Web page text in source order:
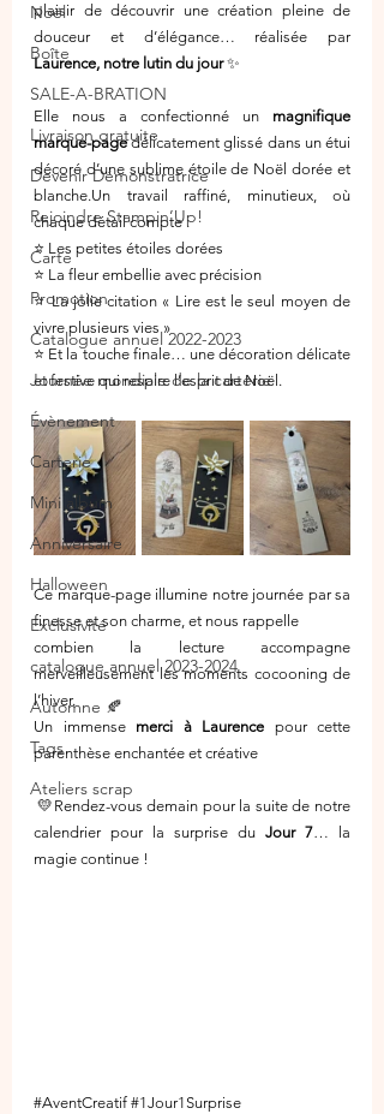
Noël
Boîte
SALE-A-BRATION
Livraison gratuite
Devenir Démonstratrice
Rejoindre Stampin’Up!
Carte
Promotion
Catalogue annuel 2022-2023
Journée mondiale de la carterie
Évènement
Carterie
Mini album
Anniversaire
Halloween
Exclusivité
catalogue annuel 2023-2024
Automne 🍂
Tags
Ateliers scrap
plaisir de découvrir une création pleine de
douceur et d’élégance… réalisée par
Laurence, notre lutin du jour ✨
Elle nous a confectionné un magnifique
marque-page délicatement glissé dans un étui
décoré d’une sublime étoile de Noël dorée et
blanche.Un travail raffiné, minutieux, où
chaque détail compte :
⭐ Les petites étoiles dorées
⭐ La fleur embellie avec précision
⭐ La jolie citation « Lire est le seul moyen de
vivre plusieurs vies »
⭐ Et la touche finale… une décoration délicate
et festive qui respire l’esprit de Noël.
Ce marque-page illumine notre journée par sa
finesse et son charme, et nous rappelle
combien la lecture accompagne
merveilleusement les moments cocooning de
l’hiver.
Un immense merci à Laurence pour cette
parenthèse enchantée et créative
💛Rendez-vous demain pour la suite de notre
calendrier pour la surprise du Jour 7… la
magie continue !
#AventCreatif #1Jour1Surprise